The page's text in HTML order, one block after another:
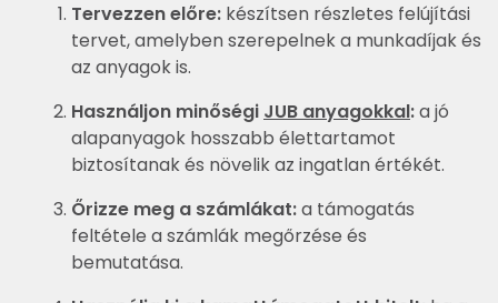
Tervezzen előre: készítsen részletes felújítási
tervet, amelyben szerepelnek a munkadíjak és
az anyagok is.
Használjon minőségi JUB anyagokkal:a jó
alapanyagok hosszabb élettartamot
biztosítanak és növelik az ingatlan értékét.
Őrizze meg a számlákat:a támogatás
feltétele a számlák megőrzése és
bemutatása.